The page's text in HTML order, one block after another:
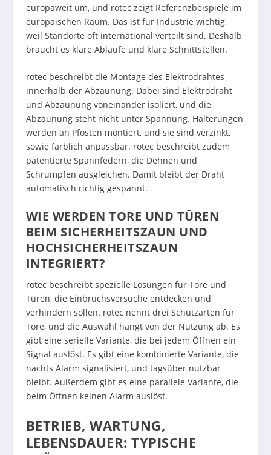
europaweit um, und rotec zeigt Referenzbeispiele im
europäischen Raum. Das ist für Industrie wichtig,
weil Standorte oft international verteilt sind. Deshalb
braucht es klare Abläufe und klare Schnittstellen.
rotec beschreibt die Montage des Elektrodrahtes
innerhalb der Abzäunung. Dabei sind Elektrodraht
und Abzäunung voneinander isoliert, und die
Abzäunung steht nicht unter Spannung. Halterungen
werden an Pfosten montiert, und sie sind verzinkt,
sowie farblich anpassbar. rotec beschreibt zudem
patentierte Spannfedern, die Dehnen und
Schrumpfen ausgleichen. Damit bleibt der Draht
automatisch richtig gespannt.
WIE WERDEN TORE UND TÜREN
BEIM SICHERHEITSZAUN UND
HOCHSICHERHEITSZAUN
INTEGRIERT?
rotec beschreibt spezielle Lösungen für Tore und
Türen, die Einbruchsversuche entdecken und
verhindern sollen. rotec nennt drei Schutzarten für
Tore, und die Auswahl hängt von der Nutzung ab. Es
gibt eine serielle Variante, die bei jedem Öffnen ein
Signal auslöst. Es gibt eine kombinierte Variante, die
nachts Alarm signalisiert, und tagsüber nutzbar
bleibt. Außerdem gibt es eine parallele Variante, die
beim Öffnen keinen Alarm auslöst.
BETRIEB, WARTUNG,
LEBENSDAUER: TYPISCHE